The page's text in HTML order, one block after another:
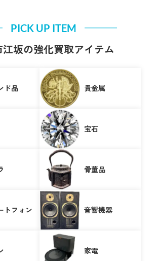
PICK UP ITEM
江坂の強化買取アイテム
ド品 貴金属
宝石
骨董品
トフォン 音響機器
家電